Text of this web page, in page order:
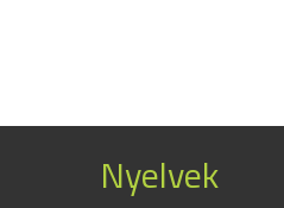
Nyelvek